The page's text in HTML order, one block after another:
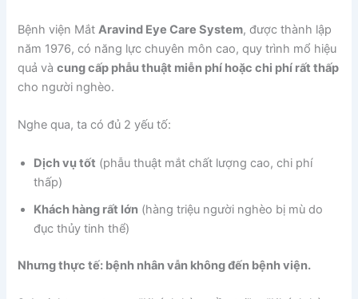
Bệnh viện MắtAravind Eye Care System, được thành lập
năm 1976, có năng lực chuyên môn cao, quy trình mổ hiệu
quả vàcung cấp phẫu thuật miễn phí hoặc chi phí rất thấp
cho người nghèo.
Nghe qua, ta có đủ 2 yếu tố:
Dịch vụ tốt (phẫu thuật mắt chất lượng cao, chi phí
thấp)
Khách hàng rất lớn (hàng triệu người nghèo bị mù do
đục thủy tinh thể)
Nhưng thực tế: bệnh nhân vẫn không đến bệnh viện.